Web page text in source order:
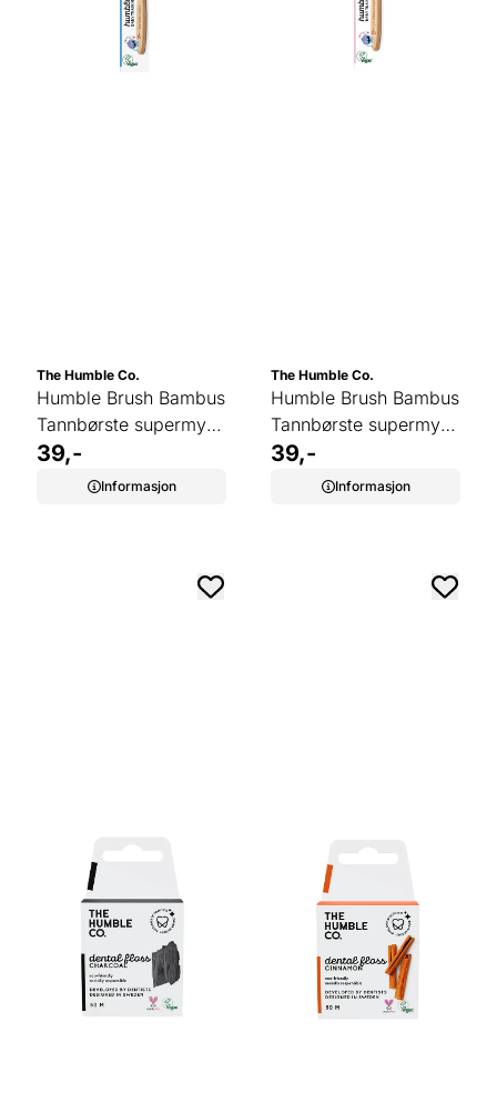
The Humble Co.
Humble Brush Bambus
Tannbørste supermyk
BLÅ
39,-
Informasjon
The Humble Co.
Humble Brush Bambus
Tannbørste supermyk
ROSA
39,-
Informasjon